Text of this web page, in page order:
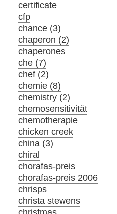
certificate
cfp
chance (3)
chaperon (2)
chaperones
che (7)
chef (2)
chemie (8)
chemistry (2)
chemosensitivität
chemotherapie
chicken creek
china (3)
chiral
chorafas-preis
chorafas-preis 2006
chrisps
christa stewens